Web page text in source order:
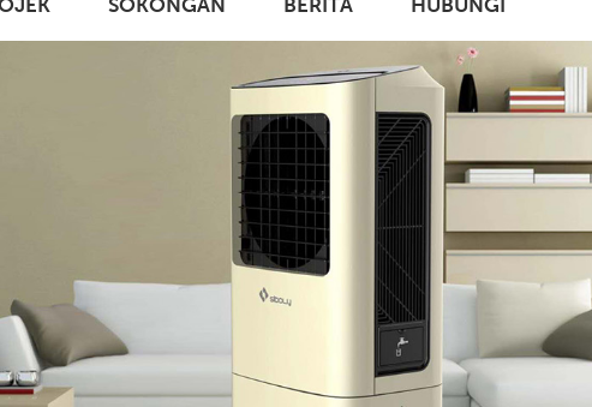
SOKONGAN BERITA HUBUNGI